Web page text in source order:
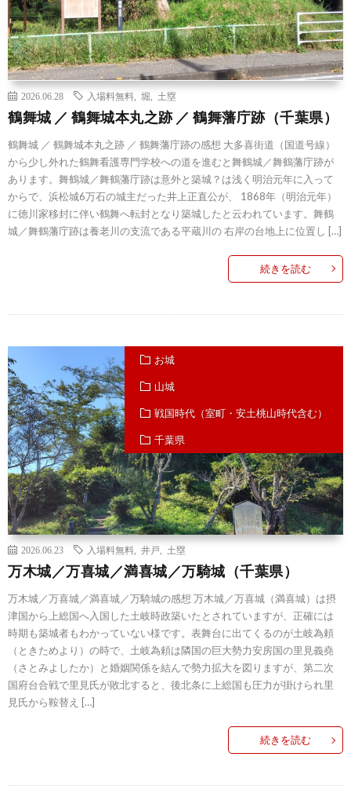
2026.06.28 入場料無料 堀 土塁
鶴舞城 ／ 鶴舞城本丸之跡 ／ 鶴舞藩庁跡（千葉県）
鶴舞城 ／ 鶴舞城本丸之跡 ／ 鶴舞藩庁跡の感想 大多喜街道（国道号線）
から少し外れた鶴舞看護専門学校への道を進むと舞鶴城／舞鶴藩庁跡が
あります。舞鶴城／舞鶴藩庁跡は意外と築城？は浅く明治元年に入って
からで、浜松城6万石の城主だった井上正直公が、 1868年（明治元年）
に徳川家移封に伴い鶴舞へ転封となり築城したと云われています。舞鶴
城／舞鶴藩庁跡は養老川の支流である平蔵川の 右岸の台地上に位置し […]
続きを読む
お城
山城
戦国時代（室町・安土桃山時代含む）
千葉県
2026.06.23 入場料無料 井戸 土塁
万木城／万喜城／満喜城／万騎城（千葉県）
万木城／万喜城／満喜城／万騎城の感想 万木城／万喜城（満喜城）は摂
津国から上総国へ入国した土岐時政築いたとされていますが、正確には
時期も築城者もわかっていない様です。表舞台に出てくるのが土岐為頼
（ときためより）の時で、土岐為頼は隣国の巨大勢力安房国の里見義堯
（さとみよしたか）と婚姻関係を結んで勢力拡大を図りますが、第二次
国府台合戦で里見氏が敗北すると、後北条に上総国も圧力が掛けられ里
見氏から鞍替え […]
続きを読む